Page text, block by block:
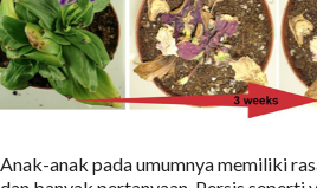
Anak-anak pada umumnya memiliki